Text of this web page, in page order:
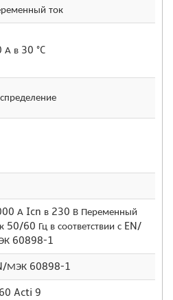
ток
А в 30 °C
А Icn в 230 В Переменный
50/60 Гц в соответствии с EN/
60898-1
МЭК 60898-1
Acti 9